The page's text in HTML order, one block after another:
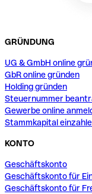
GRÜNDUNG
UG & GmbH online
GbR online gründen
Holding gründen
Steuernummer
Gewerbe online
Stammkapital
KONTO
Geschäftskonto
Geschäftskonto für
Geschäftskonto für